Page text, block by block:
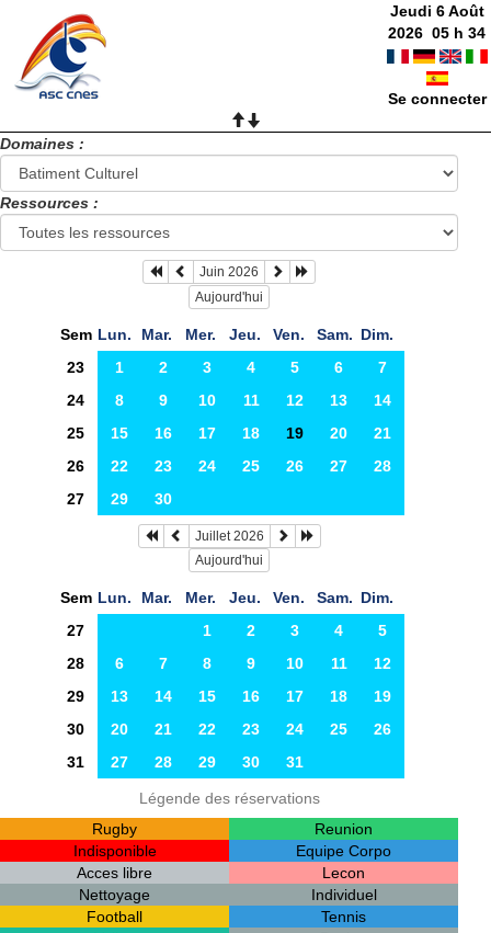
Jeudi 6 Août
2026 05 h34
Se connecter
Domaines :
Ressources :
Juin 2026
Aujourd'hui
Sem Lun. Mar. Mer. Jeu. Ven. Sam. Dim.
23
1 2 3 4 5 6
7
24
8 9 10 11 12 13
14
25
15 16 17 18 19 20
21
26
22 23 24 25 26 27
28
27
29 30
Juillet 2026
Aujourd'hui
Sem Lun. Mar. Mer. Jeu. Ven. Sam. Dim.
27
1 2 3 4
5
28
6 7 8 9 10 11
12
29
13 14 15 16 17 18
19
30
20 21 22 23 24 25
26
31
27 28 29 30 31
Légende des réservations
Rugby
Reunion
Indisponible
Equipe Corpo
Acces libre
Lecon
Nettoyage
Individuel
Football
Tennis